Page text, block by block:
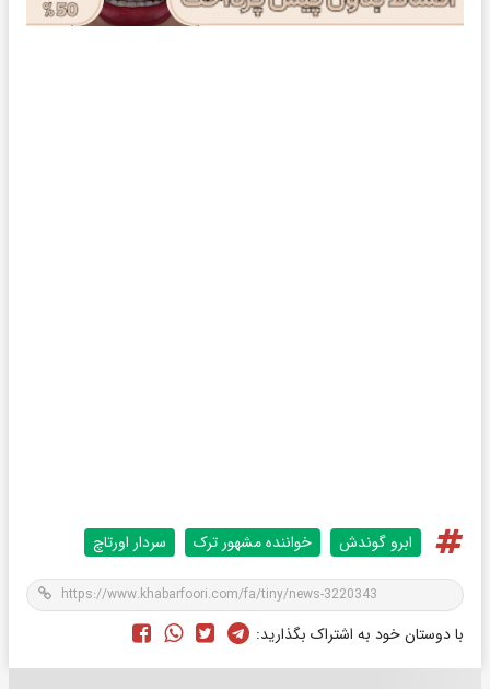
ابرو گوندش خواننده مشهور ترک سردار اورتاچ
با دوستان خود به اشتراک بگذارید: